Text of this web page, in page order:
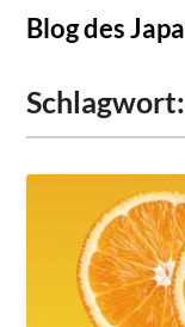
SkipBlog des
Schlagwort: